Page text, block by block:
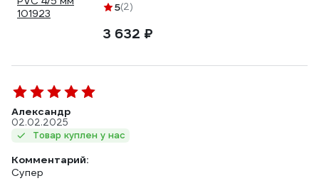
5(2)
3 632 ₽
Александр
02.02.2025
Товар куплен у нас
Комментарий:
Супер